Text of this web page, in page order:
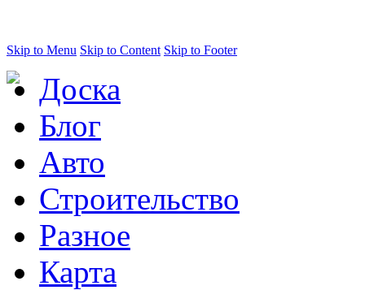
Skip to Menu Skip to Content Skip to Footer
Доска
Блог
Авто
Строительство
Разное
Карта